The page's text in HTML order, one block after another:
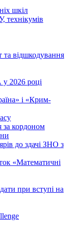
шкіл
технікумів
відшкодування
2026 році
і «Крим-
за кордоном
до здачі ЗНО з
«Математичні
при вступі на